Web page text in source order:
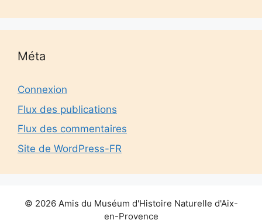
Méta
Connexion
Flux des publications
Flux des commentaires
Site de WordPress-FR
© 2026 Amis du Muséum d'Histoire Naturelle d'Aix-
en-Provence